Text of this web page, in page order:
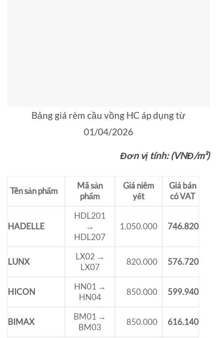
Bảng giá rèm cầu vồng HC áp dụng từ
01/04/2026
Đơn vị tính: (VNĐ/m²)
Tên sản phẩm
Mã sản
phẩm
Giá niêm
yết
Giá bán
có VAT
HADELLE
HDL201
→
HDL207
1.050.000 746.820
LUNX
LX02 →
LX07
820.000 576.720
HICON
HN01 →
HN04
850.000 599.940
BIMAX
BM01 →
BM03
850.000 616.140